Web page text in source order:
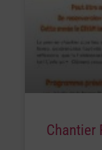
Chantier